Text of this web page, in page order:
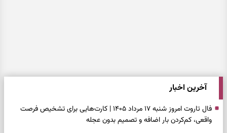
آخرین اخبار
فال تاروت امروز شنبه ۱۷ مرداد ۱۴۰۵ | کارت‌هایی برای تشخیص فرصت
واقعی، کم‌کردن بار اضافه و تصمیم بدون عجله